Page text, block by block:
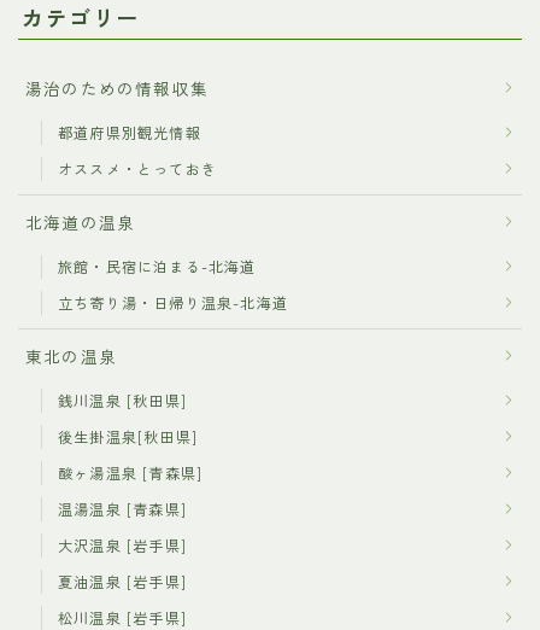
カテゴリー
湯治のための情報収集
都道府県別観光情報
オススメ・とっておき
北海道の温泉
旅館・民宿に泊まる-北海道
立ち寄り湯・日帰り温泉-北海道
東北の温泉
銭川温泉 [秋田県]
後生掛温泉[秋田県]
酸ヶ湯温泉 [青森県]
温湯温泉 [青森県]
大沢温泉 [岩手県]
夏油温泉 [岩手県]
松川温泉 [岩手県]